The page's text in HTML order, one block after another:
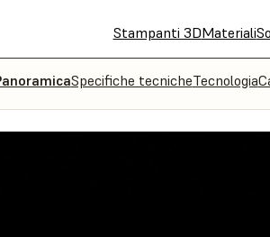
Stampanti 3DMateriali
Specifiche tecnicheTecnologia